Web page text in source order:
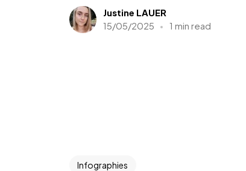
Justine LAUER
15/05/2025
1 min read
Infographies